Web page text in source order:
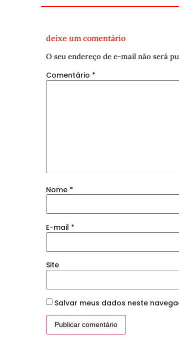
deixe um comentário
O seu endereço de e-mail não será
Comentário *
Nome *
E-mail *
Site
Salvar meus dados neste